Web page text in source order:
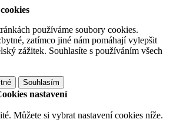
používáme soubory cookies.
zatímco jiné nám pomáhají vylepšit
zážitek. Souhlasíte s používáním všech
Souhlasím
nastavení
Můžete si vybrat nastavení cookies níže.